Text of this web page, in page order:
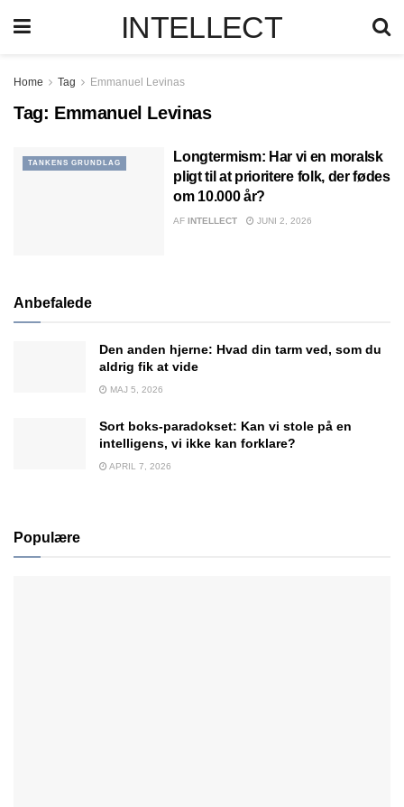
INTELLECT
Home Tag Emmanuel Levinas
Tag: Emmanuel Levinas
TANKENS GRUNDLAG
Longtermism: Har vi en moralsk
pligt til at prioritere folk, der fødes
om 10.000 år?
AF INTELLECT JUNI 2, 2026
Anbefalede
Den anden hjerne: Hvad din tarm ved, som du
aldrig fik at vide
MAJ 5, 2026
Sort boks-paradokset: Kan vi stole på en
intelligens, vi ikke kan forklare?
APRIL 7, 2026
Populære